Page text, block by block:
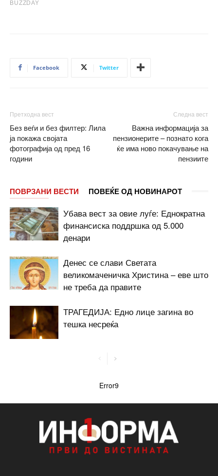
Facebook Twitter
Претходна вест
Без веѓи и без филтер: Лила
ја покажа својата
фотографија од пред 16
години
Следна вест
Важна информација за
пензионерите – познато кога
ќе има ново покачување на
пензиите
ПОВРЗАНИ ВЕСТИ ПОВЕЌЕ ОД НОВИНАРОТ
Убава вест за овие луѓе: Еднократна
финансиска поддршка од 5.000
денари
Денес се слави Светата
великомаченичка Христина – еве што
не треба да правите
ТРАГЕДИЈА: Едно лице загина во
тешка несреќа
Error9